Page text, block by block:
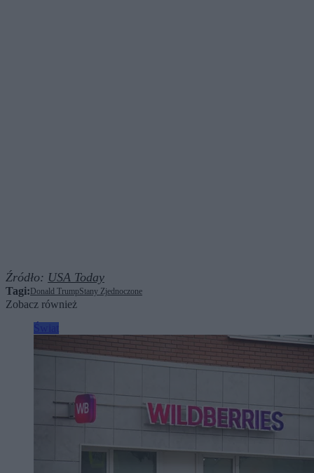
Źródło: USA Today
Tagi: Donald TrumpStany Zjednoczone
Zobacz również